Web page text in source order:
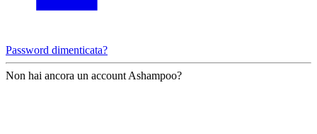
Password dimenticata?
Non hai ancora un account Ashampoo?